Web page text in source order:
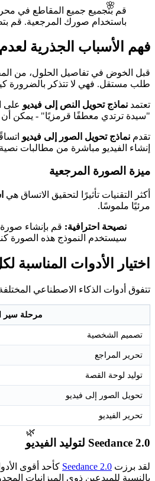
🌸
🌿
قم بتجميع جميع المقاطع في
باستخدام صورك المرجعية. قم
فهم الأسباب الجذرية
قبل الخوض في تفاصيل الحلول، من
طلب مستقل. فهي لا تتذكر بالضرورة
تعتمد نماذج تحويل النص إلى فيديو على
"سيدة ترتدي معطفًا قرمزيًا" - يمكن أن
تقدم نماذج تحويل الصور إلى فيديو
إنشاء الفيديو مباشرة من مطالبات
ميزة الصورة المرجعية
أكثر التقنيات تأثيرًا لتحقيق الاتساق هي
مرئيًا ملموسًا.
نصيحة احترافية: قم بإنشاء
سيستخدم النموذج هذه الصورة
اختيار الأدوات المناسبة
تتفوق أدوات الذكاء الاصطناعي
مرحلة سير
تصميم الشخصية
تحرير المراجع
توليد لوحة القصة
تحويل الصور إلى فيديو
تحرير الفيديو
Seedance 2.0 لتوليد الفيديو
لقد برزت Seedance 2.0 كأحد أقوى
بالنسبة للمبدعين ذوي الميزانيات